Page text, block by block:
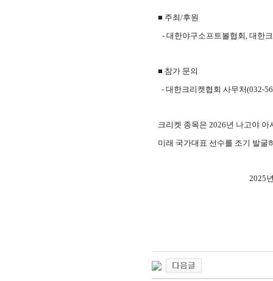
■ 주최/후원
- 대한야구소프트볼협회, 대한
■ 참가 문의
- 대한크리켓협회 사무처(032-
크리켓 종목은 2026년 나고야 아
미래 국가대표 선수를 조기 발굴
2025